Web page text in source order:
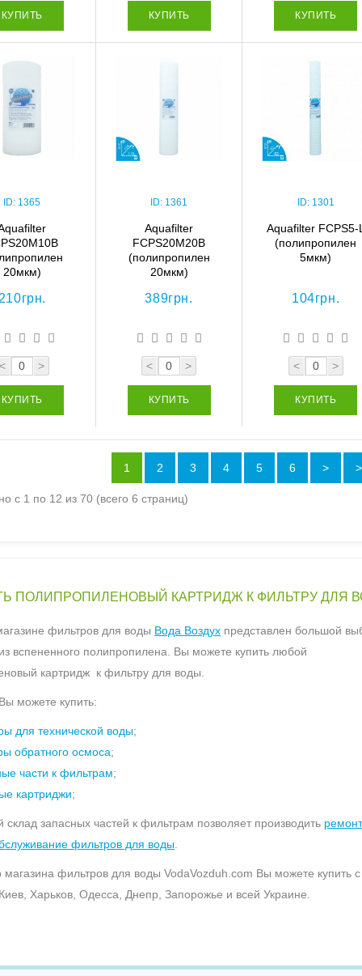
КУПИТЬ КУПИТЬ КУПИТЬ
ID: 1365
20мкм)
< >
КУПИТЬ
ID: 1361
Aquafilter
FCPS20M20B
(полипропилен
20мкм)
389грн.
< >
КУПИТЬ
ID: 1301
Aquafilter FCPS5-L
(полипропилен
5мкм)
104грн.
< >
КУПИТЬ
1 2 3 4 5 6 >
с 1 по 12 из 70 (всего 6 страниц)
ПОЛИПРОПИЛЕНОВЫЙ КАРТРИДЖ К ФИЛЬТРУ ДЛЯ
фильтров для воды Вода Воздух представлен большой
вспененного полипропилена. Вы можете купить любой
картридж к фильтру для воды.
можете купить:
для технической воды;
обратного осмоса;
части к фильтрам;
картриджи;
склад запасных частей к фильтрам позволяет производить
фильтров для воды
фильтров для воды VodaVozduh.com Вы можете купить с
Харьков, Одесса, Днепр, Запорожье и всей Украине.